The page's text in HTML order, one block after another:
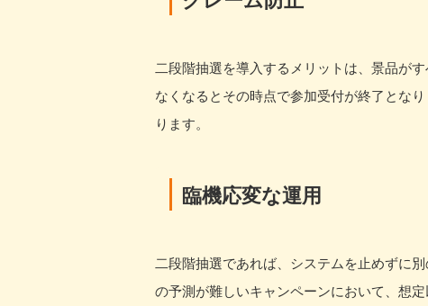
二段階抽選を導入するメリットは、景品が
なくなるとその時点で参加受付が終了とな
ります。
臨機応変な運用
二段階抽選であれば、システムを止めずに
の予測が難しいキャンペーンにおいて、想